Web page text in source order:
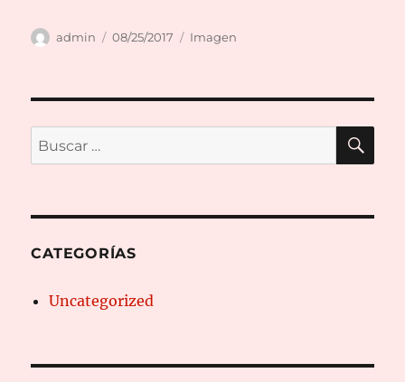
Autor
admin
Publicado
08/25/2017 Formato
Imagen
Buscar
por:
CATEGORÍAS
Uncategorized